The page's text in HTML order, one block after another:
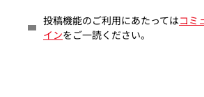
投稿機能のご利用にあたってはコミ
インをご一読ください。